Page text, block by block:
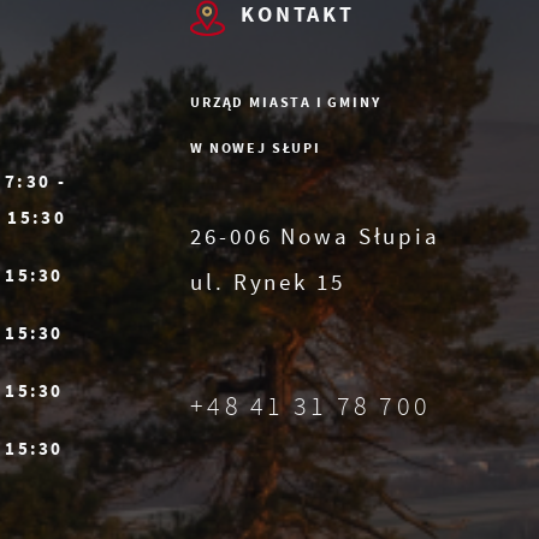
7:30 -
15:30
KONTAKT
URZĄD MIASTA I GMINY
W NOWEJ SŁUPI
26-006 Nowa Słupia
ul. Rynek 15
+48 41 31 78 700